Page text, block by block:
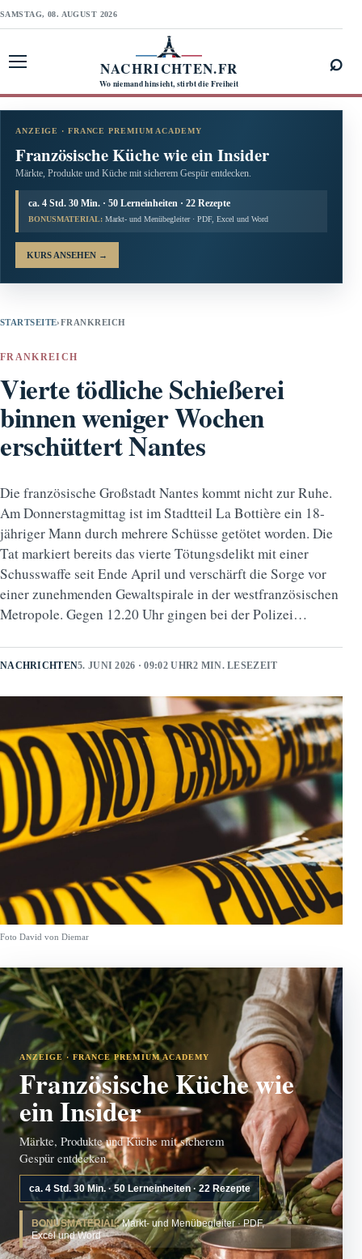
SAMSTAG, 08. AUGUST 2026
NACHRICHTEN.FR
Wo niemand hinsieht, stirbt die Freiheit
⌕
ANZEIGE · FRANCE PREMIUM ACADEMY
Französische Küche wie ein Insider
Märkte, Produkte und Küche mit sicherem Gespür entdecken.
ca. 4 Std. 30 Min. · 50 Lerneinheiten · 22 Rezepte
BONUSMATERIAL: Markt- und Menübegleiter · PDF, Excel und Word
KURS ANSEHEN →
STARTSEITE›FRANKREICH
FRANKREICH
Vierte tödliche Schießerei
binnen weniger Wochen
erschüttert Nantes
Die französische Großstadt Nantes kommt nicht zur Ruhe.
Am Donnerstagmittag ist im Stadtteil La Bottière ein 18-
jähriger Mann durch mehrere Schüsse getötet worden. Die
Tat markiert bereits das vierte Tötungsdelikt mit einer
Schusswaffe seit Ende April und verschärft die Sorge vor
einer zunehmenden Gewaltspirale in der westfranzösischen
Metropole. Gegen 12.20 Uhr gingen bei der Polizei…
NACHRICHTEN5. JUNI 2026 · 09:02 UHR2 MIN. LESEZEIT
Foto David von Diemar
ANZEIGE · FRANCE PREMIUM ACADEMY
Französische Küche wie
ein Insider
Märkte, Produkte und Küche mit sicherem
Gespür entdecken.
ca. 4 Std. 30 Min. · 50 Lerneinheiten · 22 Rezepte
BONUSMATERIAL:Markt- und Menübegleiter · PDF,
Excel und Word